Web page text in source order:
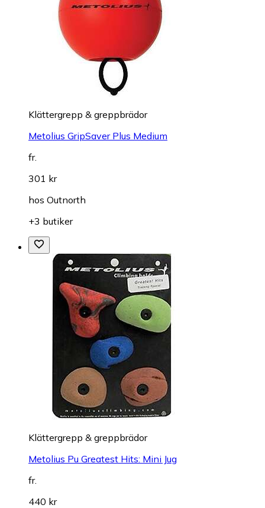
Klättergrepp & greppbrädor
Metolius GripSaver Plus Medium
fr.
301 kr
hos Outnorth
+3 butiker
Klättergrepp & greppbrädor
Metolius Pu Greatest Hits: Mini Jug
fr.
440 kr